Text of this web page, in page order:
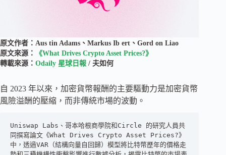
原文作者：Aus tin Adams、Markus Ib ert、Gord on Liao
原文來源：
《What Drives Crypto Asset Prices?》
轉載來源： Odaily 星球日報 / 夫如何
自 2023 年以來，加密貨幣報酬的主要驅動力是加密貨幣
風險溢酬的壓縮，而非傳統市場的波動。
Uniswap Labs、哥本哈根商學院和Circle 的研究人員共
同撰寫論文《What Drives Crypto Asset Prices?》
中，透過VAR（結構向量自回歸）模型將比特幣歷年的價格走